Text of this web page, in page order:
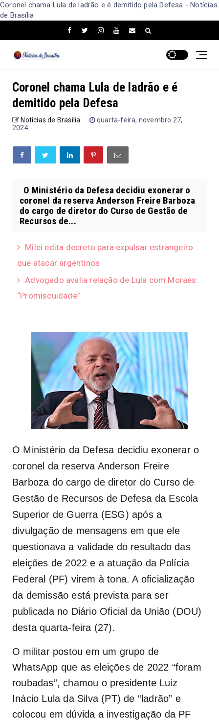
Coronel chama Lula de ladrão e é demitido pela Defesa - Notícias
de Brasília
Coronel chama Lula de ladrão e é
demitido pela Defesa
Notícias de Brasília
quarta-feira, novembro 27,
2024
O Ministério da Defesa decidiu exonerar o
coronel da reserva Anderson Freire Barboza
do cargo de diretor do Curso de Gestão de
Recursos de...
Milei edita decreto para expulsar estrangeiro
que atacar argentinos
Advogado avalia relação de Lula com Moraes:
“Promiscuidade”
O Ministério da Defesa decidiu exonerar o
coronel da reserva Anderson Freire
Barboza do cargo de diretor do Curso de
Gestão de Recursos de Defesa da Escola
Superior de Guerra (ESG) após a
divulgação de mensagens em que ele
questionava a validade do resultado das
eleições de 2022 e a atuação da Polícia
Federal (PF) virem à tona. A oficialização
da demissão está prevista para ser
publicada no Diário Oficial da União (DOU)
desta quarta-feira (27).
O militar postou em um grupo de
WhatsApp que as eleições de 2022 “foram
roubadas”, chamou o presidente Luiz
Inácio Lula da Silva (PT) de “ladrão” e
colocou em dúvida a investigação da PF